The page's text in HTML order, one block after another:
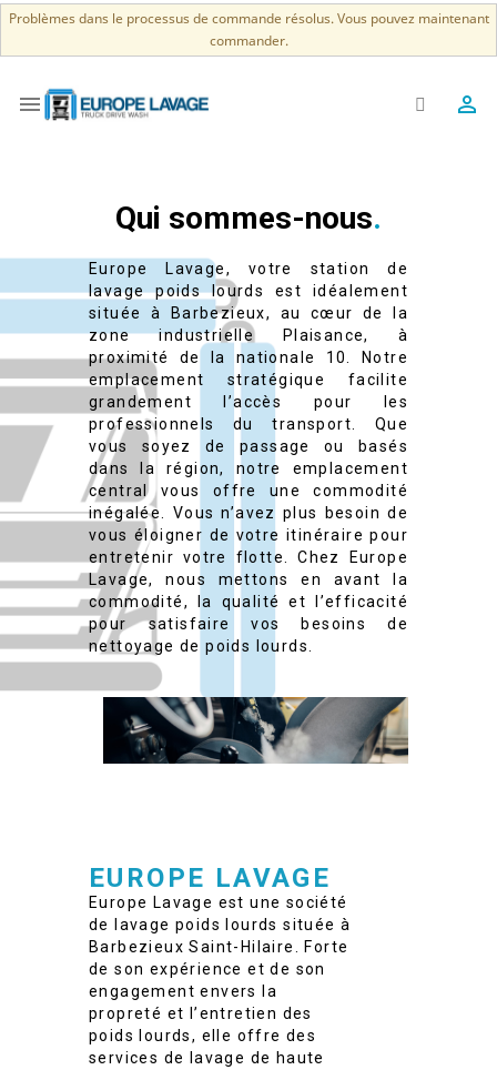
Problèmes dans le processus de commande résolus. Vous pouvez maintenant
commander.
 
Qui sommes-nous
Europe Lavage, votre station de
lavage poids lourds est idéalement
située à Barbezieux, au cœur de la
zone industrielle Plaisance, à
proximité de la nationale 10. Notre
emplacement stratégique facilite
grandement l’accès pour les
professionnels du transport. Que
vous soyez de passage ou basés
dans la région, notre emplacement
central vous offre une commodité
inégalée. Vous n’avez plus besoin de
vous éloigner de votre itinéraire pour
entretenir votre flotte. Chez Europe
Lavage, nous mettons en avant la
commodité, la qualité et l’efficacité
pour satisfaire vos besoins de
nettoyage de poids lourds.
EUROPE LAVAGE
Europe Lavage est une société
de lavage poids lourds située à
Barbezieux Saint-Hilaire. Forte
de son expérience et de son
engagement envers la
propreté et l’entretien des
poids lourds, elle offre des
services de lavage de haute